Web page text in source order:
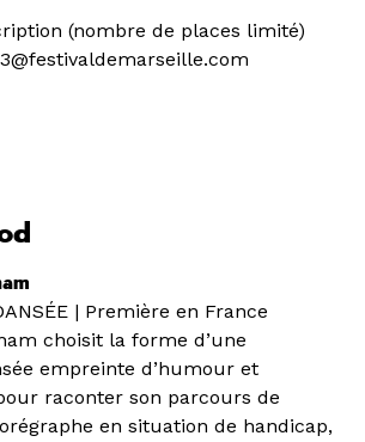
(nombre de places limité)
| Première en France
choisit la forme d’une
empreinte d’humour et
raconter son parcours de
en situation de handicap,